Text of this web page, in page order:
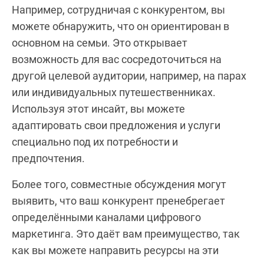
Например, сотрудничая с конкурентом, вы
можете обнаружить, что он ориентирован в
основном на семьи. Это открывает
возможность для вас сосредоточиться на
другой целевой аудитории, например, на парах
или индивидуальных путешественниках.
Используя этот инсайт, вы можете
адаптировать свои предложения и услуги
специально под их потребности и
предпочтения.
Более того, совместные обсуждения могут
выявить, что ваш конкурент пренебрегает
определёнными каналами цифрового
маркетинга. Это даёт вам преимущество, так
как вы можете направить ресурсы на эти